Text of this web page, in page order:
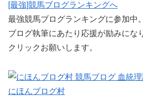
[最強]競馬ブログランキングへ
最強競馬ブログランキングに参加中。
ブログ執筆にあたり応援が励みにな
クリックお願いします。
にほんブログ村